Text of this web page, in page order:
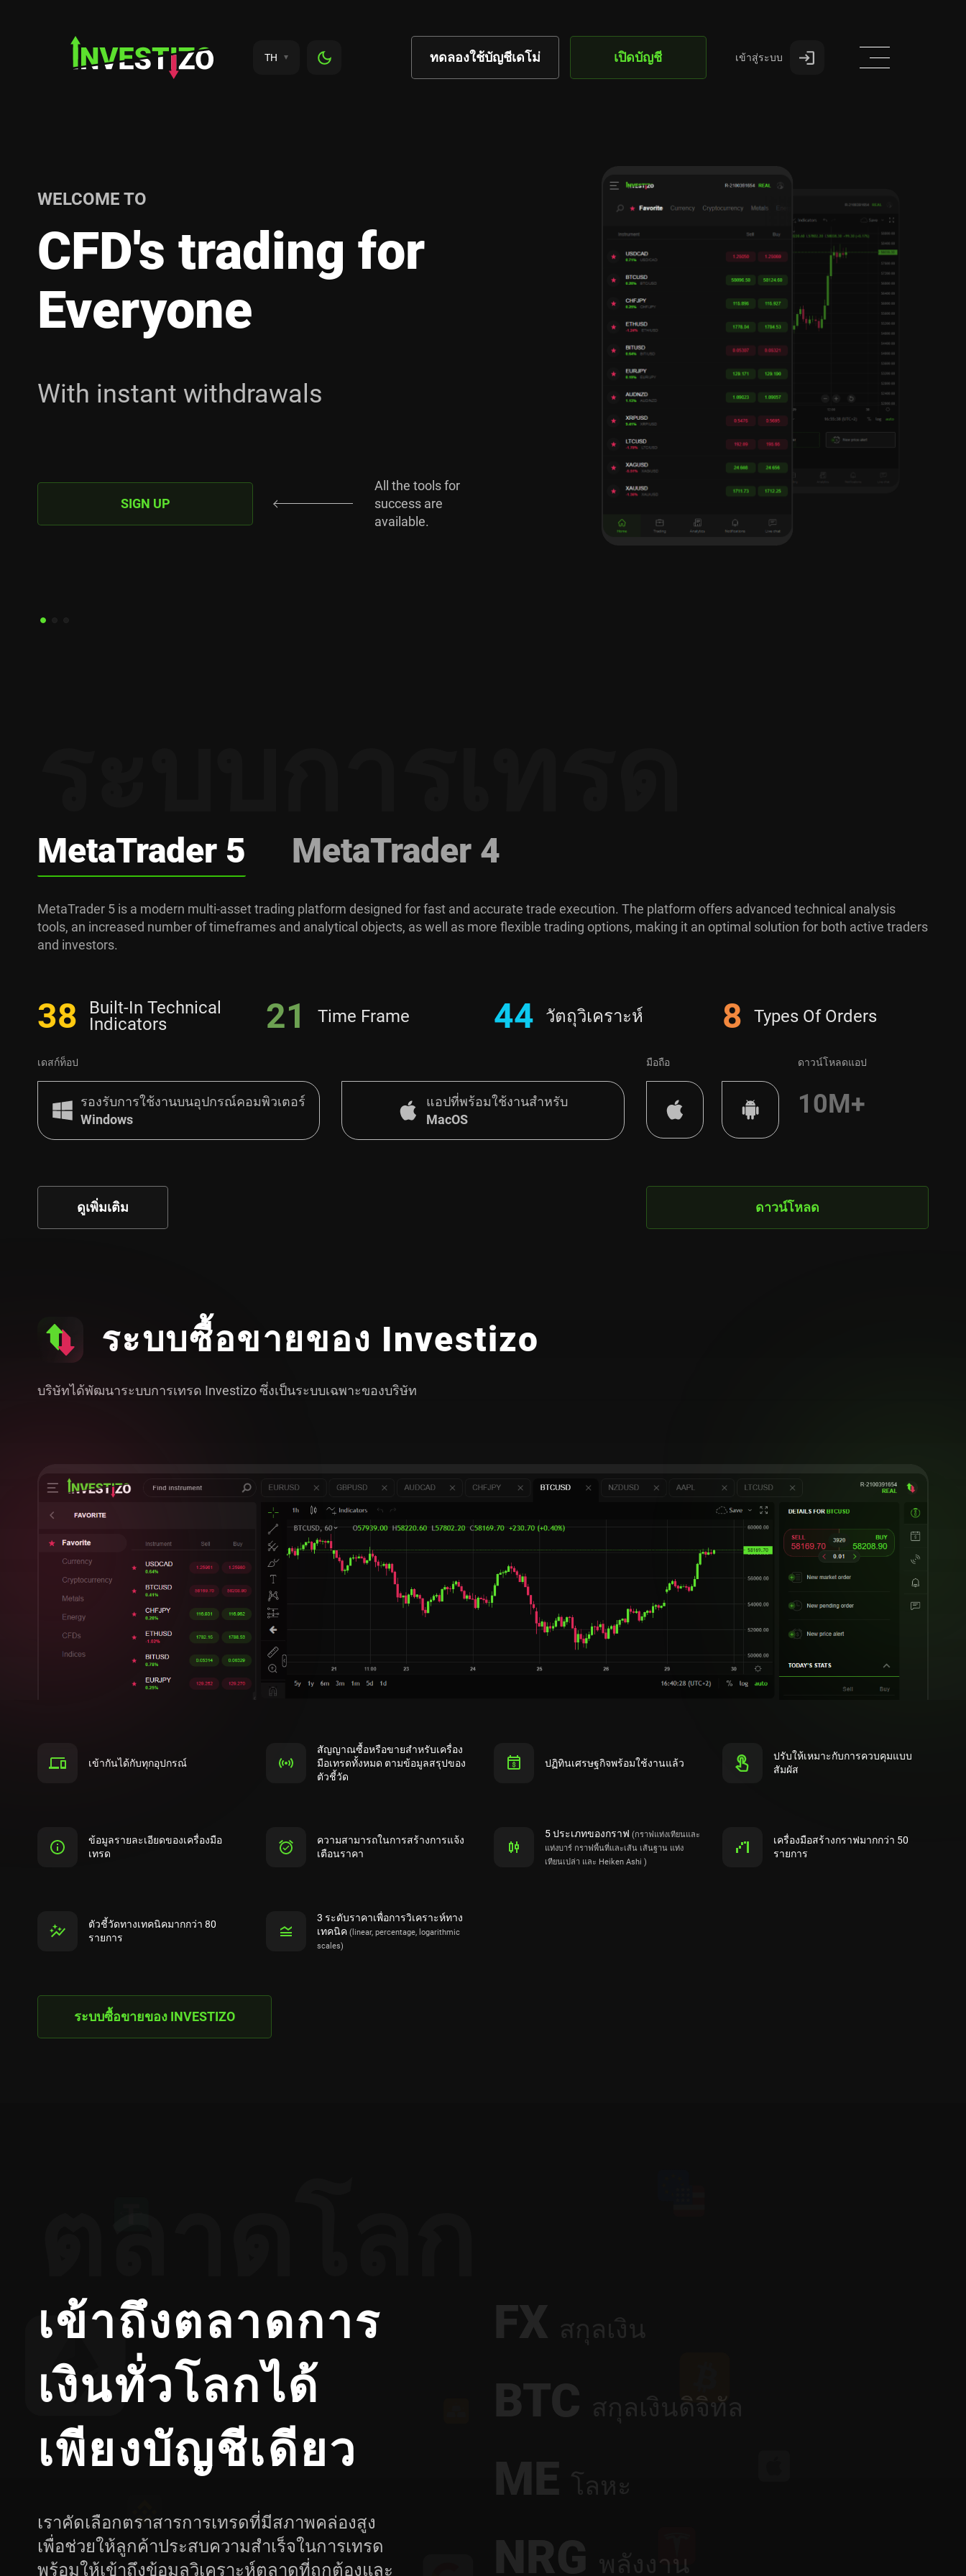
TH ทดลองใช้บัญชีเดโม่ เปิดบัญชี เข้าสู่ระบบ
TO
trading for
instant withdrawals
All the tools for
success are
MetaTrader 5 MetaTrader 4
MetaTrader 5 is a modern multi-asset trading platform designed for fast and accurate trade execution. The platform offers advanced technical analysis
tools, an increased number of timeframes and analytical objects, as well as more flexible trading options, making it an optimal solution for both active traders
and investors.
38
Built-In Technical
Indicators
21 Time Frame 44 วัตถุวิเคราะห์ 8 Types Of Orders
เดสก์ท็อป
รองรับการใช้งานบนอุปกรณ์คอมพิวเตอร์
Windows
แอปที่พร้อมใช้งานสำหรับ
MacOS
มือถือ ดาวน์โหลดแอป
10M+
ดูเพิ่มเติม ดาวน์โหลด
ระบบซื้อขายของ Investizo
บริษัทได้พัฒนาระบบการเทรด Investizo ซึ่งเป็นระบบเฉพาะของบริษัท
เข้ากันได้กับทุกอุปกรณ์
สัญญาณซื้อหรือขายสำหรับเครื่อง
มือเทรดทั้งหมด ตามข้อมูลสรุปของ
ตัวชี้วัด
ปฏิทินเศรษฐกิจพร้อมใช้งานแล้ว
ปรับให้เหมาะกับการควบคุมแบบ
สัมผัส
ข้อมูลรายละเอียดของเครื่องมือ
เทรด
ความสามารถในการสร้างการแจ้ง
เตือนราคา
5 ประเภทของกราฟ (กราฟแท่งเทียนและ
แท่งบาร์ กราฟพื้นที่และเส้น เส้นฐาน แท่ง
เทียนเปล่า และ Heiken Ashi )
เครื่องมือสร้างกราฟมากกว่า 50
รายการ
ตัวชี้วัดทางเทคนิคมากกว่า 80
รายการ
3 ระดับราคาเพื่อการวิเคราะห์ทาง
เทคนิค (linear, percentage, logarithmic
scales)
ระบบซื้อขายของ INVESTIZO
เข้าถึงตลาดการ
เงินทั่วโลกได้
เพียงบัญชีเดียว
เราคัดเลือกตราสารการเทรดที่มีสภาพคล่องสูง
เพื่อช่วยให้ลูกค้าประสบความสำเร็จในการเทรด
พร้อมให้เข้าถึงข้อมูลวิเคราะห์ตลาดที่ถูกต้องและ
สกุลเงินดิจิทัล
ME โลหะ
พลังงาน